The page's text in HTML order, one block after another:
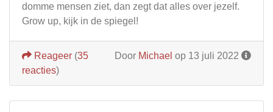
domme mensen ziet, dan zegt dat alles over jezelf.
Grow up, kijk in de spiegel!
Door Michael op 13 juli 2022
Reageer (35
reacties)